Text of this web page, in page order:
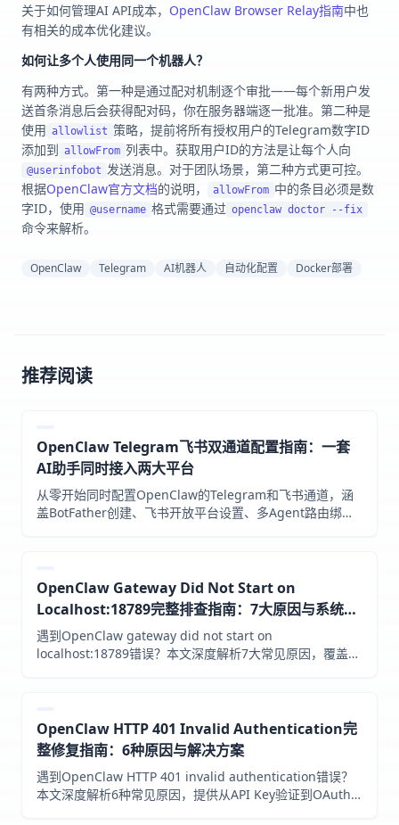
关于如何管理AI API成本， OpenClaw Browser Relay指南中也
有相关的成本优化建议。
如何让多个人使用同一个机器人？
有两种方式。第一种是通过配对机制逐个审批——每个新用户发
送首条消息后会获得配对码，你在服务器端逐一批准。第二种是
使用 allowlist 策略，提前将所有授权用户的Telegram数字ID
添加到 allowFrom 列表中。获取用户ID的方法是让每个人向
@userinfobot 发送消息。对于团队场景，第二种方式更可控。
根据OpenClaw官方文档的说明， allowFrom 中的条目必须是数
字ID，使用 @username 格式需要通过 openclaw doctor --fix
命令来解析。
OpenClaw Telegram AI机器人 自动化配置 Docker部署
推荐阅读
OpenClaw Telegram飞书双通道配置指南：一套
AI助手同时接入两大平台
从零开始同时配置OpenClaw的Telegram和飞书通道，涵
盖BotFather创建、飞书开放平台设置、多Agent路由绑
OpenClaw Gateway Did Not Start on
Localhost:18789完整排查指南：7大原因与系统化
修复方案
遇到OpenClaw gateway did not start on
localhost:18789错误？本文深度解析7大常见原因，覆盖
OpenClaw HTTP 401 Invalid Authentication完
整修复指南：6种原因与解决方案
遇到OpenClaw HTTP 401 invalid authentication错误？
本文深度解析6种常见原因，提供从API Key验证到OAuth